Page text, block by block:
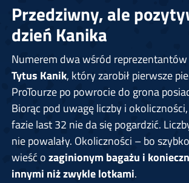
Przedziwny, ale
dzień Kanika
Numerem dwa wśród reprezentantów
Tytus Kanik, który zarobił pierwsze
ProTourze po powrocie do grona
Biorąc pod uwagę liczby i
fazie last 32 nie da się pogardzić.
nie powalały. Okoliczności – bo
wieść ozaginionym bagażu i
innymi niż zwykle lotkami.